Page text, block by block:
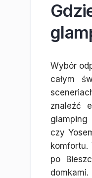
Wybór
całym
znaleźć
glamping
czy
po